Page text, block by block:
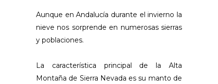
Aunque en Andalucía durante el invierno la
nieve nos sorprende en numerosas sierras
y poblaciones.
La característica principal de la Alta
Montaña de Sierra Nevada es su manto de